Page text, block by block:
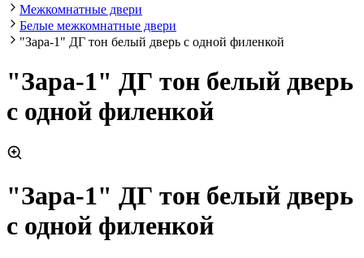
Межкомнатные двери
Белые межкомнатные двери
"Зара-1" ДГ тон белый дверь с одной филенкой
"Зара-1" ДГ тон белый дверь
с одной филенкой
"Зара-1" ДГ тон белый дверь
с одной филенкой